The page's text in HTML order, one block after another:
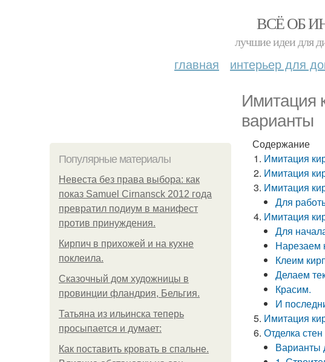
ВСЁ ОБ
лучшие идеи для
главная интерьер для
Имитация
варианты
Популярные материалы
Невеста без права выбора: как
показ Samuel Cirnansck 2012 года
превратил подиум в манифест
против принуждения.
Кирпич в прихожей и на кухне
поклеила.
Сказочный дом художницы в
провинции фландрия, Бельгия.
Татьяна из ильинска теперь
просыпается и думает:
Как поставить кровать в спальне.
Содержание
Имитация
Имитация
Имитация
Для
Имитация
Для
Нарезаем
Клеим
Делаем
Красим.
И
Имитация
Отделка
Варианты